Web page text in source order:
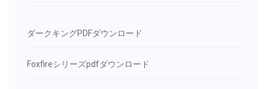
ダークキングPDFダウンロード
Foxfireシリーズpdfダウンロード